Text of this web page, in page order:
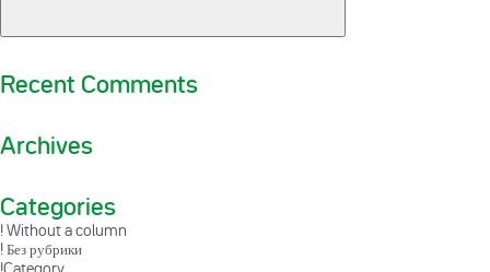
Recent Comments
Archives
Categories
! Without a column
! Без рубрики
!Category